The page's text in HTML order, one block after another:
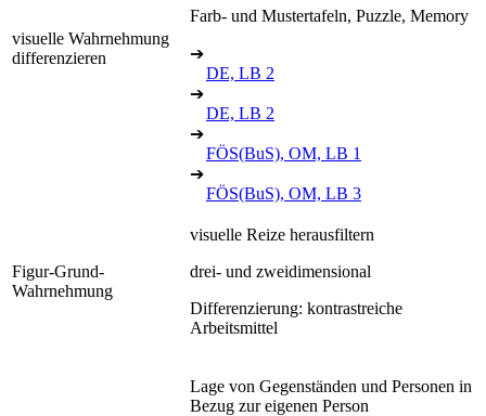
visuelle Wahrnehmung
differenzieren
Farb- und Mustertafeln, Puzzle, Memory
➔
DE, LB 2
➔
DE, LB 2
➔
FÖS(BuS), OM, LB 1
➔
FÖS(BuS), OM, LB 3
Figur-Grund-
Wahrnehmung
visuelle Reize herausfiltern
drei- und zweidimensional
Differenzierung: kontrastreiche
Arbeitsmittel
Lage von Gegenständen und Personen in
Bezug zur eigenen Person